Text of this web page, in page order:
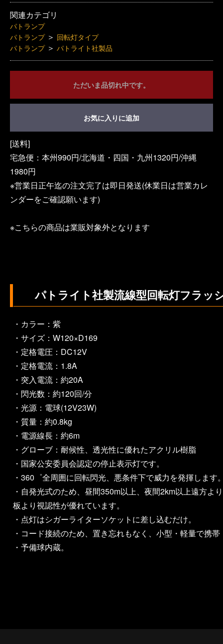
関連カテゴリ
パトランプ
パトランプ ＞ 回転灯タイプ
パトランプ ＞ パトライト社製品
ただいま品切れ中です。
お気に入りに追加
[送料]
宅急便：本州990円/北海道・四国・九州1320円/沖縄
1980円
※営業日正午迄の注文完了は即日発送(休業日は営業カレ
ンダーをご確認願います)
※こちらの商品は業販対象外となります
パトライト社製流線型回転灯フラッ
・カラー：紫
・サイズ：W120×D169
・定格電圧：DC12V
・定格電流：1.8A
・突入電流：約20A
・閃光数：約120回/分
・光源：電球(12V23W)
・質量：約0.8kg
・電源線長：約6m
・グローブ：耐候性、透光性に優れたアクリル樹脂
・国家公安委員会認定の停止表示灯です。
・360゜全周囲に回転閃光、悪条件下で威力を発揮します
・自発光式のため、昼間350m以上、夜間2km以上遠方よ
板より視認性が優れています。
・点灯はシガーライターソケットに差し込むだけ。
・コード接続のため、置き忘れもなく、小型・軽量で携
・予備球内蔵。